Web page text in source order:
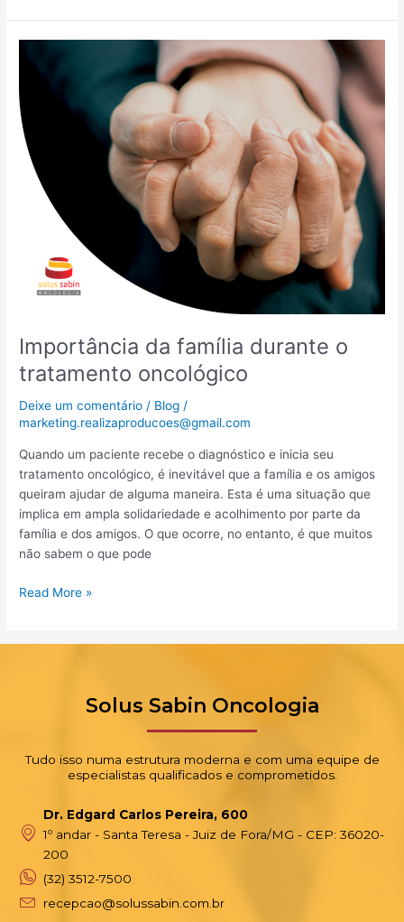
Importância da família durante o
tratamento oncológico
Deixe um comentário / Blog /
marketing.realizaproducoes@gmail.com
Quando um paciente recebe o diagnóstico e inicia seu
tratamento oncológico, é inevitável que a família e os amigos
queiram ajudar de alguma maneira. Esta é uma situação que
implica em ampla solidariedade e acolhimento por parte da
família e dos amigos. O que ocorre, no entanto, é que muitos
não sabem o que pode
durante
o
tratamento
oncológico
Read More »
Solus Sabin Oncologia
Tudo isso numa estrutura moderna e com uma equipe de
especialistas qualificados e comprometidos.
Dr. Edgard Carlos Pereira, 600
1º andar - Santa Teresa - Juiz de Fora/MG - CEP: 36020-
200
(32) 3512-7500
recepcao@solussabin.com.br